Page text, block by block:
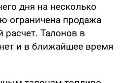
дня на несколько
ограничена продажа
расчет. Талонов в
и в ближайшее время